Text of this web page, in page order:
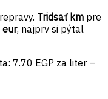
Tridsať km pre
, najprv si pýtal
7.70 EGP za liter –